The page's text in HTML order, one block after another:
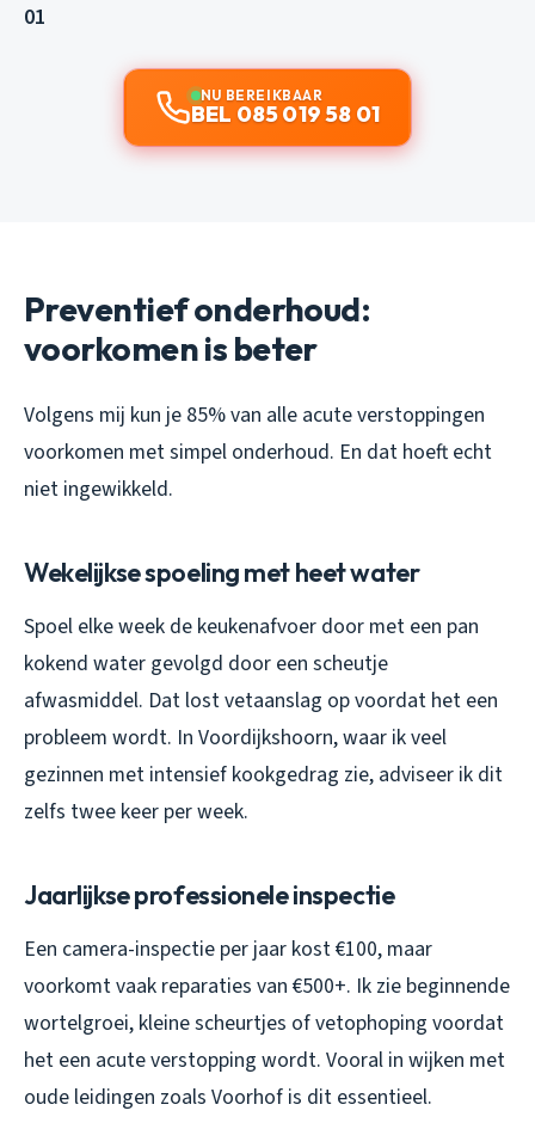
01
NU BEREIKBAAR
BEL 085 019 58 01
Preventief onderhoud:
voorkomen is beter
Volgens mij kun je 85% van alle acute verstoppingen
voorkomen met simpel onderhoud. En dat hoeft echt
niet ingewikkeld.
Wekelijkse spoeling met heet water
Spoel elke week de keukenafvoer door met een pan
kokend water gevolgd door een scheutje
afwasmiddel. Dat lost vetaanslag op voordat het een
probleem wordt. In Voordijkshoorn, waar ik veel
gezinnen met intensief kookgedrag zie, adviseer ik dit
zelfs twee keer per week.
Jaarlijkse professionele inspectie
Een camera-inspectie per jaar kost €100, maar
voorkomt vaak reparaties van €500+. Ik zie beginnende
wortelgroei, kleine scheurtjes of vetophoping voordat
het een acute verstopping wordt. Vooral in wijken met
oude leidingen zoals Voorhof is dit essentieel.